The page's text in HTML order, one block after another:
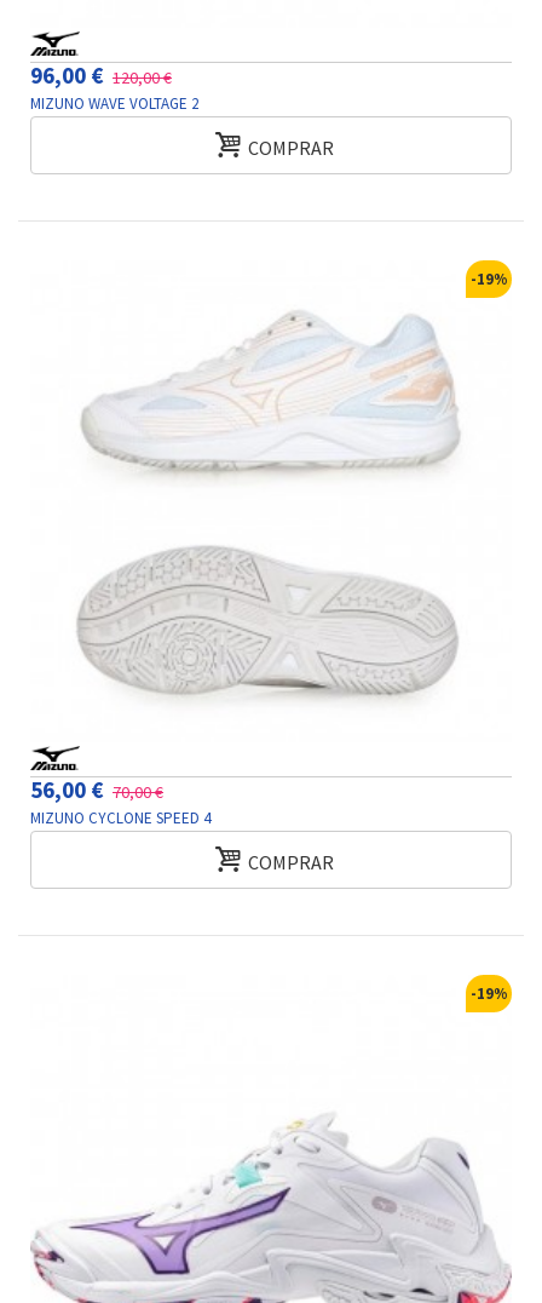
96,00 € 120,00 €
MIZUNO WAVE VOLTAGE 2
COMPRAR
-19%
56,00 € 70,00 €
MIZUNO CYCLONE SPEED 4
COMPRAR
-19%